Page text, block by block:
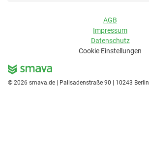
AGB
Impressum
Datenschutz
Cookie Einstellungen
© 2026 smava.de | Palisadenstraße 90 | 10243 Berlin